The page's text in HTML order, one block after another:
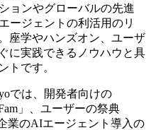
ョンやグローバルの先進
ージェントの利活用のリ
座学やハンズオン、ユーザ
に実践できるノウハウと具
トです。
では、開発者向けの
」、ユーザーの祭典
業のAIエージェント導入の